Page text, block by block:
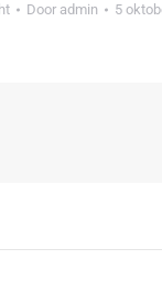
Door admin 5